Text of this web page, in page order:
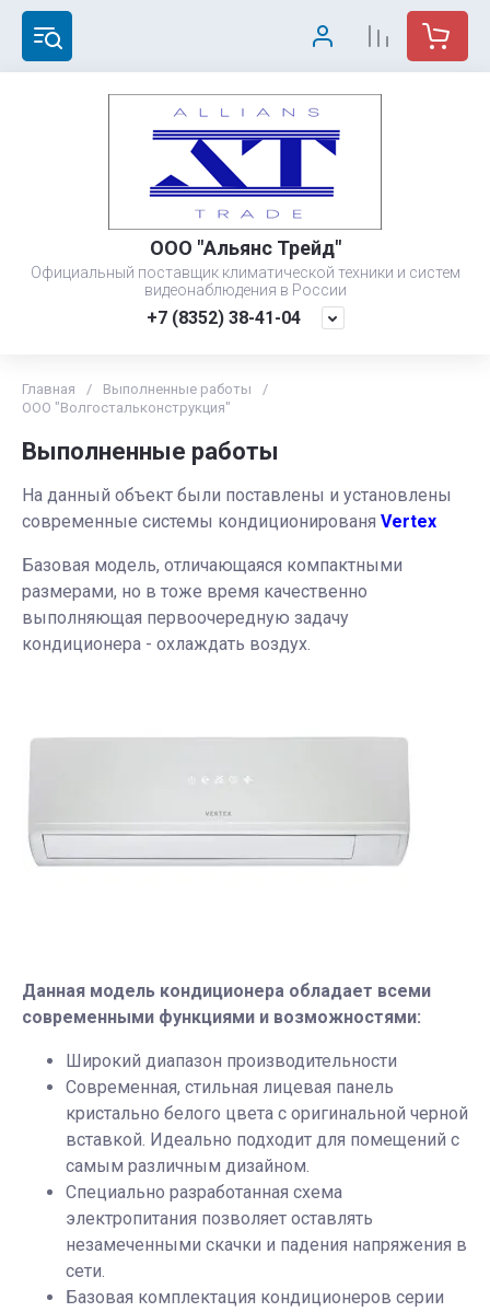
ООО "Альянс Трейд"
Официальный поставщик климатической техники и систем
видеонаблюдения в России
+7 (8352) 38-41-04
Главная / Выполненные работы
/
ООО "Волгостальконструкция"
Выполненные работы
На данный объект были поставлены и установлены
современные системы кондиционированя Vertex
Базовая модель, отличающаяся компактными
размерами, но в тоже время качественно
выполняющая первоочередную задачу
кондиционера - охлаждать воздух.
Данная модель кондиционера обладает всеми
современными функциями и возможностями:
Широкий диапазон производительности
Современная, стильная лицевая панель
кристально белого цвета с оригинальной черной
вставкой. Идеально подходит для помещений с
самым различным дизайном.
Специально разработанная схема
электропитания позволяет оставлять
незамеченными скачки и падения напряжения в
сети.
Базовая комплектация кондиционеров серии